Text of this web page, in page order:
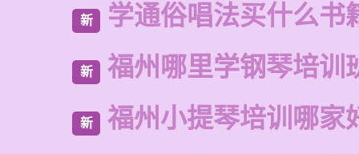
新 学通俗唱法买什么书
新 福州哪里学钢琴培训
新 福州小提琴培训哪家